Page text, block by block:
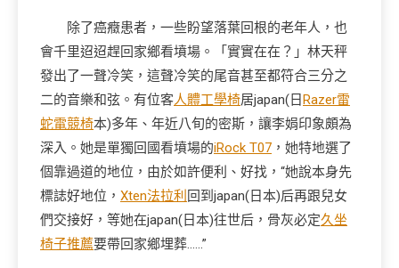
除了癌癥患者，一些盼望落葉回根的老年人，也
會千里迢迢趕回家鄉看墳場。「實實在在？」林天秤
發出了一聲冷笑，這聲冷笑的尾音甚至都符合三分之
二的音樂和弦。有位客人體工學椅居japan(日Razer雷
蛇電競椅本)多年、年近八旬的密斯，讓李娟印象頗為
深入。她是單獨回國看墳場的iRock T07 ，她特地選了
個靠過道的地位，由於如許便利、好找，“她說本身先
標誌好地位， Xten法拉利 回到japan(日本)后再跟兒女
們交接好，等她在japan(日本)往世后，骨灰必定久坐
椅子推薦要帶回家鄉埋葬……”